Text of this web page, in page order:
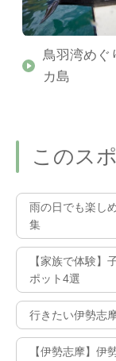
鳥羽湾めぐ
カ島
このス
雨の日でも楽し
集
【家族で体験】
ポット4選
行きたい伊勢志
【伊勢志摩】伊